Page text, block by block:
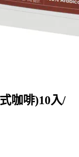
咖啡)10入/